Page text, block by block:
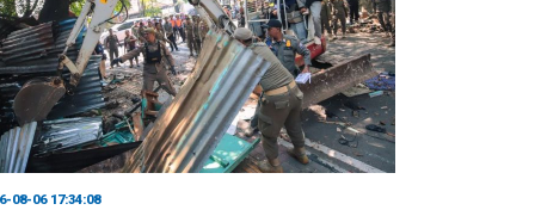
08-06 17:34:08